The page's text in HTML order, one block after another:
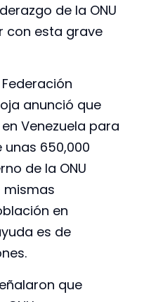
de la ONU
con esta grave
anunció que
Venezuela para
650,000
de la ONU
mismas
en
es de
que